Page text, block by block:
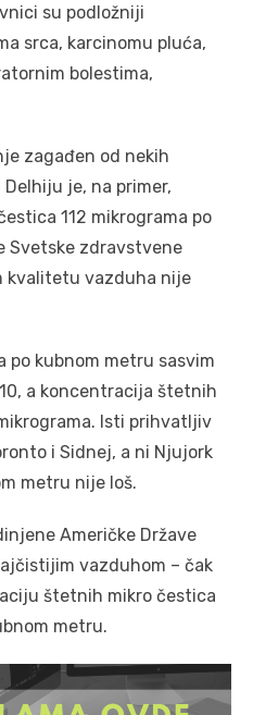
su podložniji
srca, karcinomu pluća,
bolestima,
zagađen od nekih
je, na primer,
112 mikrograma po
Svetske zdravstvene
kvalitetu vazduha nije
po kubnom metru sasvim
a koncentracija štetnih
Isti prihvatljiv
i Sidnej, a ni Njujork
metru nije loš.
Američke Države
vazduhom – čak
štetnih mikro čestica
metru.